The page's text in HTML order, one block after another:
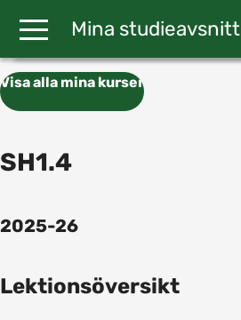
Mina studieavsnitt
Visa alla mina kurser
SH1.4
2025-26
Lektionsöversikt